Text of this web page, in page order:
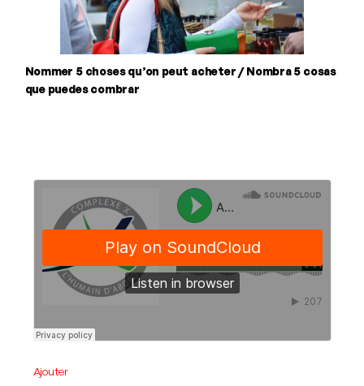
Nommer 5 choses qu’on peut acheter / Nombra 5 cosas
que puedes combrar
Ajouter